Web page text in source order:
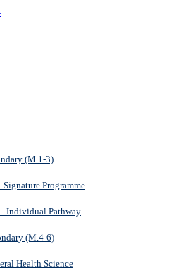
(M.1-3)
Signature Programme
Individual Pathway
(M.4-6)
Health Science